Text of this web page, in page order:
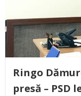
Ringo
presă –